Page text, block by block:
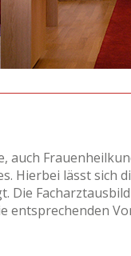
auch
Hierbei lässt sich
Die
entsprechenden